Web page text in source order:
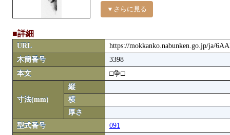
▼さらに見る
■詳細
URL
https://mokkanko.nabunken.go.jp/ja/
木簡番号
3398
本文
□争□
寸法(mm)
縦
横
厚さ
型式番号
091